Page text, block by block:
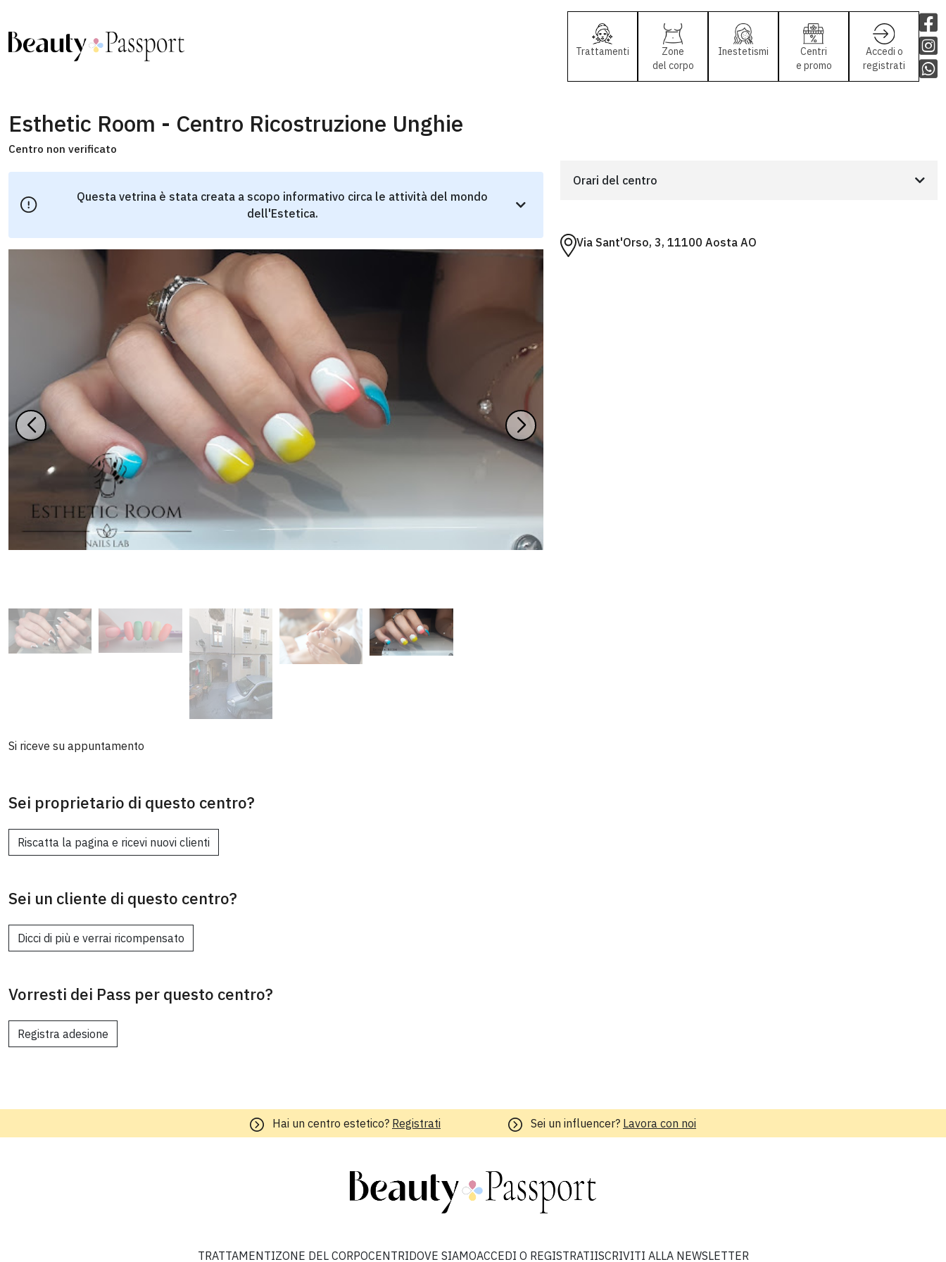
Trattamenti
Zone
del corpo
Inestetismi
Centri
e promo
Accedi o
registrati
Esthetic Room - Centro Ricostruzione Unghie
Centro non verificato
Questa vetrina è stata creata a scopo informativo circa le attività del mondo
dell'Estetica.
Si riceve su appuntamento
Sei proprietario di questo centro?
Riscatta la pagina e ricevi nuovi clienti
Sei un cliente di questo centro?
Dicci di più e verrai ricompensato
Vorresti dei Pass per questo centro?
Registra adesione
Orari del centro
Via Sant'Orso, 3, 11100 Aosta AO
Hai un centro estetico? Registrati Sei un influencer? Lavora con noi
TRATTAMENTIZONE DEL CORPOCENTRIDOVE SIAMOACCEDI O REGISTRATIISCRIVITI ALLA NEWSLETTER